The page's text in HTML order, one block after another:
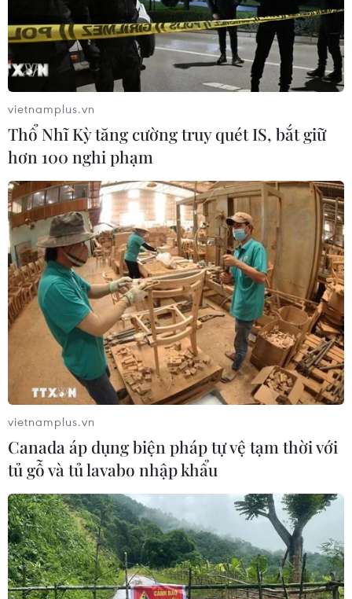
vietnamplus.vn
Thổ Nhĩ Kỳ tăng cường truy quét IS, bắt giữ
hơn 100 nghi phạm
vietnamplus.vn
Canada áp dụng biện pháp tự vệ tạm thời với
tủ gỗ và tủ lavabo nhập khẩu